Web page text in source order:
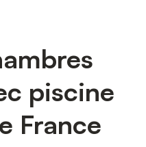
piscine
France